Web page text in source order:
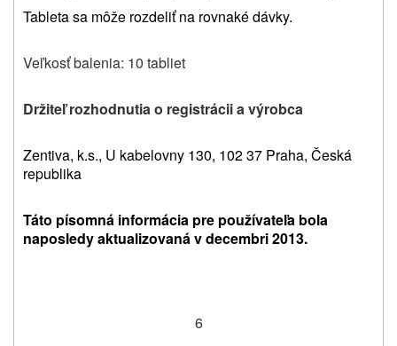
Tableta sa môže rozdeliť na rovnaké dávky.
Veľkosť balenia: 10 tabliet
Držiteľ rozhodnutia o registrácii a výrobca
Zentiva, k.s., U kabelovny 130, 102 37 Praha, Česká
republika
Táto písomná informácia pre používateľa bola
naposledy aktualizovaná v decembri 2013.
6